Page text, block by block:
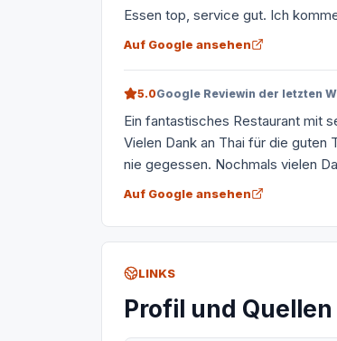
Essen top, service gut. Ich
Auf Google ansehen
5.0Google Reviewin der letzten
Ein fantastisches Restaurant mit
Vielen Dank an Thai für die guten
nie gegessen. Nochmals vielen
Auf Google ansehen
LINKS
Profil und Quellen